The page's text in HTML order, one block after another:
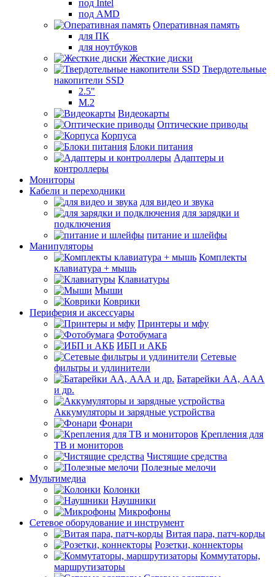
под Intel
под AMD
Оперативная память
для ПК
для ноутбуков
Жесткие диски
Твердотельные
накопители SSD
2.5"
M.2
Видеокарты
Оптические приводы
Корпуса
Блоки питания
Адаптеры и
контроллеры
Мониторы
Кабели и переходники
для видео и звука
для зарядки и
подключения
питание и шлейфы
Манипуляторы
Комплекты
клавиатура + мышь
Клавиатуры
Мыши
Коврики
Периферия и аксессуары
Принтеры и мфу
Фотобумага
ИБП и АКБ
Сетевые
фильтры и удлинители
Батарейки АА, ААА
и др.
Аккумуляторы и зарядные устройства
Фонари
Крепления для
ТВ и мониторов
Чистящие средства
Полезные мелочи
Мультимедиа
Колонки
Наушники
Микрофоны
Сетевое оборудование и инструмент
Витая пара, патч-корды
Розетки, коннекторы
Коммутаторы,
маршрутизаторы